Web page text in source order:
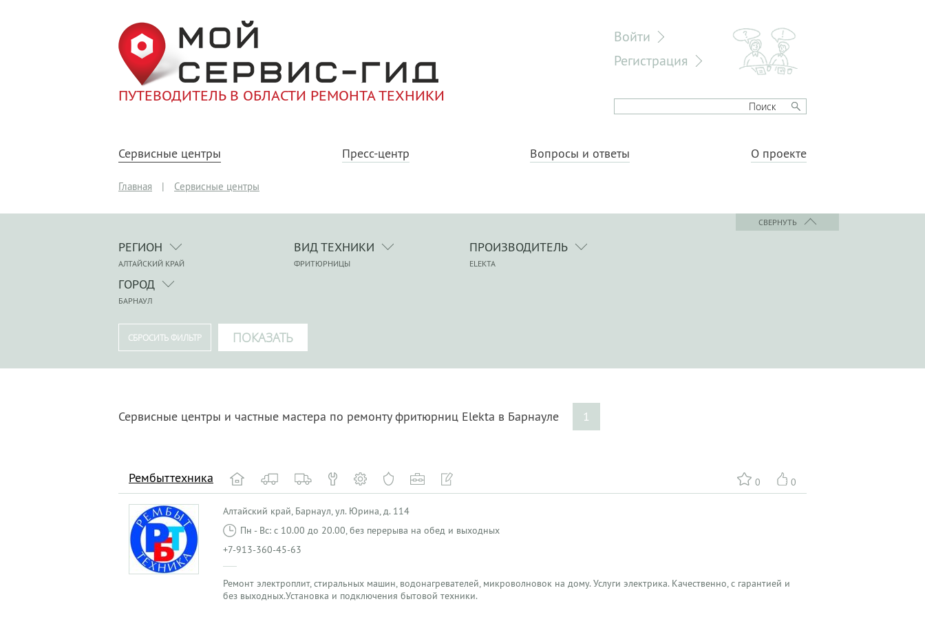
ПУТЕВОДИТЕЛЬ В ОБЛАСТИ РЕМОНТА ТЕХНИКИ
Войти
Регистрация
Сервисные центры Пресс-центр Вопросы и ответы О проекте
Главная | Сервисные центры
СВЕРНУТЬ
РЕГИОН
АЛТАЙСКИЙ КРАЙ
ВИД ТЕХНИКИ
ФРИТЮРНИЦЫ
ПРОИЗВОДИТЕЛЬ
ELEKTA
ГОРОД
БАРНАУЛ
Сервисные центры и частные мастера по ремонту фритюрниц Elekta в Барнауле 1
0 0
Рембыттехника
Алтайский край, Барнаул, ул. Юрина, д. 114
Пн - Вс: с 10.00 до 20.00, без перерыва на обед и выходных
+7-913-360-45-63
Ремонт электроплит, стиральных машин, водонагревателей, микроволновок на дому. Услуги электрика. Качественно, с гарантией и
без выходных.Установка и подключения бытовой техники.